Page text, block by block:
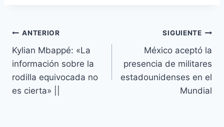
ANTERIOR
Kylian Mbappé: «La
información sobre la
rodilla equivocada no
es cierta» ||
SIGUIENTE
México aceptó la
presencia de militares
estadounidenses en el
Mundial